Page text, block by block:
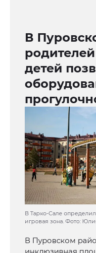
В
детей
В Тарко-Сале
игровая зона. Фото:
В Пуровском